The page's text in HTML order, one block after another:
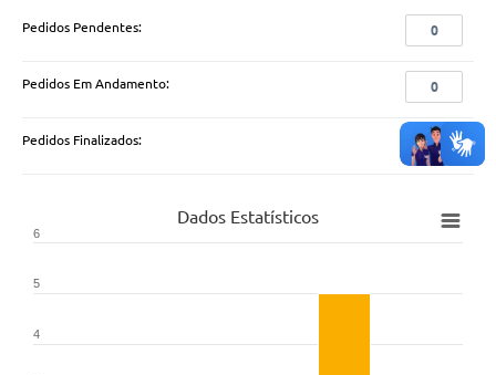
Pedidos Pendentes: 0
Pedidos Em Andamento: 0
Pedidos Finalizados: 5
Dados Estatísticos
4
5
6